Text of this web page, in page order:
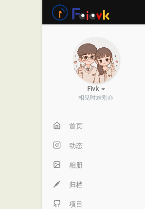
Fivk
相见时难别亦
首页
动态
相册
归档
项目